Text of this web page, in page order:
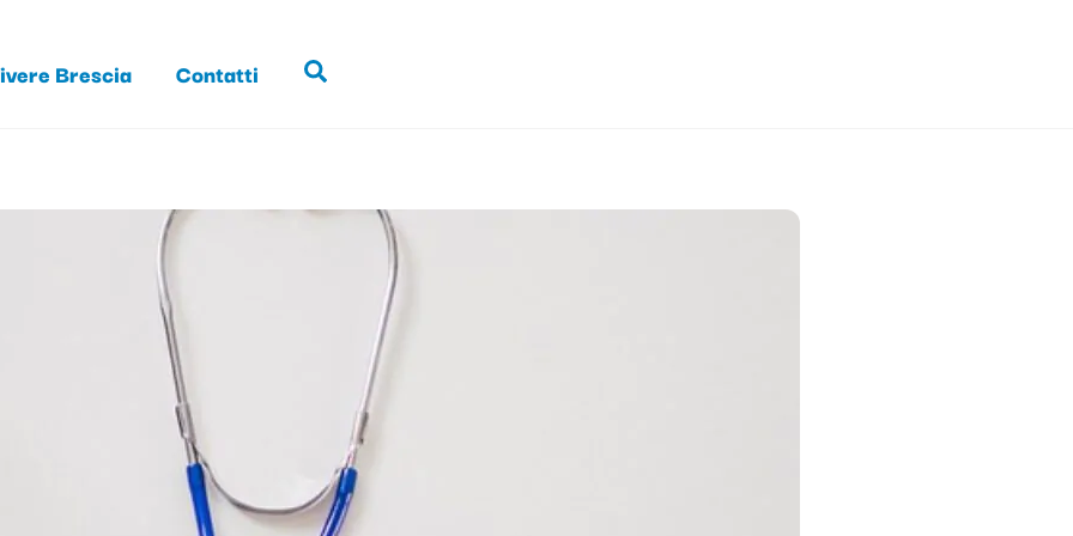
Brescia Contatti